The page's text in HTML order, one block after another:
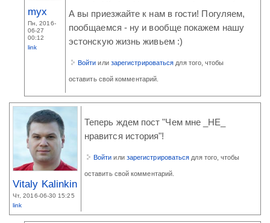
myx
Пн, 2016-
06-27
00:12
link
А вы приезжайте к нам в гости! Погуляем,
пообщаемся - ну и вообще покажем нашу
эстонскую жизнь живьем :)
Войти или зарегистрироваться для того, чтобы
оставить свой комментарий.
Vitaly Kalinkin
Чт, 2016-06-30 15:25
link
Теперь ждем пост "Чем мне _НЕ_
нравится история"!
Войти или зарегистрироваться для того, чтобы
оставить свой комментарий.